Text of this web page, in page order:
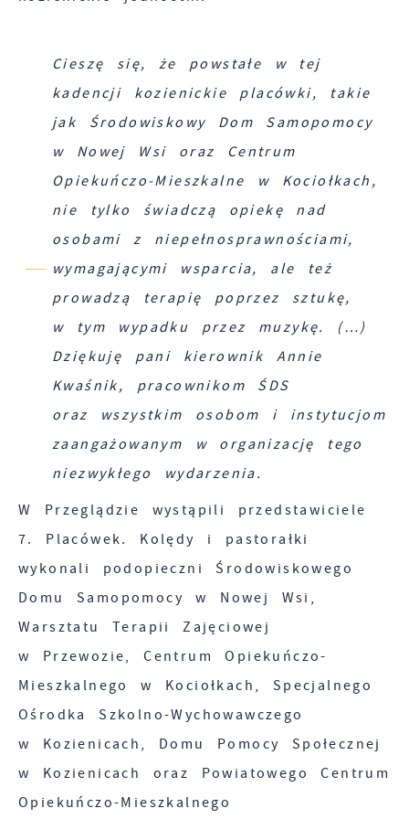
Cieszę się, że powstałe w tej
kadencji kozienickie placówki, takie
jak Środowiskowy Dom Samopomocy
w Nowej Wsi oraz Centrum
Opiekuńczo-Mieszkalne w Kociołkach,
nie tylko świadczą opiekę nad
osobami z niepełnosprawnościami,
wymagającymi wsparcia, ale też
prowadzą terapię poprzez sztukę,
w tym wypadku przez muzykę. (…)
Dziękuję pani kierownik Annie
Kwaśnik, pracownikom ŚDS
oraz wszystkim osobom i instytucjom
zaangażowanym w organizację tego
niezwykłego wydarzenia.
W Przeglądzie wystąpili przedstawiciele
7. Placówek. Kolędy i pastorałki
wykonali podopieczni Środowiskowego
Domu Samopomocy w Nowej Wsi,
Warsztatu Terapii Zajęciowej
w Przewozie, Centrum Opiekuńczo-
Mieszkalnego w Kociołkach, Specjalnego
Ośrodka Szkolno-Wychowawczego
w Kozienicach, Domu Pomocy Społecznej
w Kozienicach oraz Powiatowego Centrum
Opiekuńczo-Mieszkalnego
społecznościowych.